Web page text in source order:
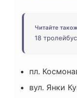
Читайте
18
пл.
вул. Янки